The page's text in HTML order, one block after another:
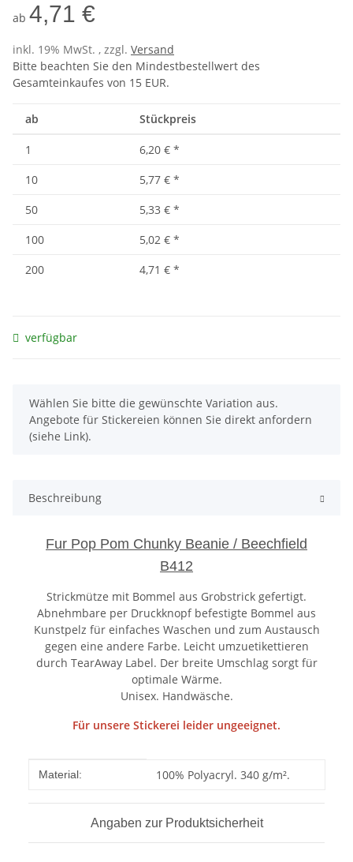
ab 4,71 €
inkl. 19% MwSt. , zzgl. Versand
Bitte beachten Sie den Mindestbestellwert des
Gesamteinkaufes von 15 EUR.
ab Stückpreis
1 6,20 € *
10
5,77 € *
50
5,33 € *
100
5,02 € *
200
4,71 € *
verfügbar
x
Wählen Sie bitte die gewünschte Variation aus.
Angebote für Stickereien können Sie direkt anfordern
(siehe Link).
Beschreibung
Fur Pop Pom Chunky Beanie / Beechfield
B412
Strickmütze mit Bommel aus Grobstrick gefertigt.
Abnehmbare per Druckknopf befestigte Bommel aus
Kunstpelz für einfaches Waschen und zum Austausch
gegen eine andere Farbe. Leicht umzuetikettieren
durch TearAway Label. Der breite Umschlag sorgt für
optimale Wärme.
Unisex. Handwäsche.
Für unsere Stickerei leider ungeeignet.
Produkteigenschaft
Wert
Material: 100% Polyacryl. 340 g/m².
Angaben zur Produktsicherheit